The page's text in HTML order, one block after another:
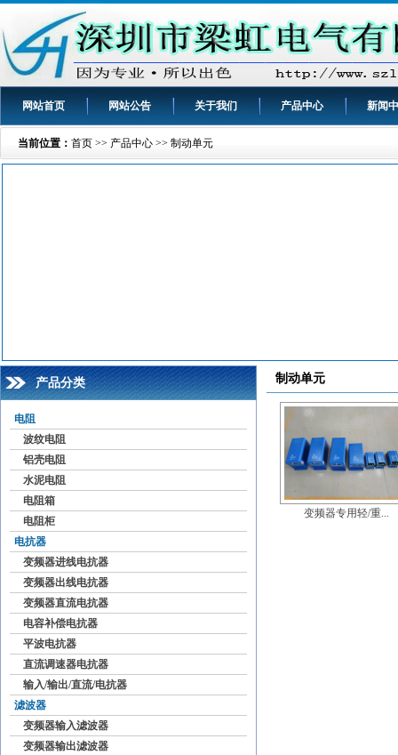
网站首页 网站公告 关于我们 产品中心 新闻
当前位置： 首页 >> 产品中心 >> 制动单元
产品分类
电阻
波纹电阻
铝壳电阻
水泥电阻
电阻箱
电阻柜
电抗器
变频器进线电抗器
变频器出线电抗器
变频器直流电抗器
电容补偿电抗器
平波电抗器
直流调速器电抗器
输入/输出/直流/电抗器
滤波器
变频器输入滤波器
变频器输出滤波器
制动单元
变频器专用轻/重...